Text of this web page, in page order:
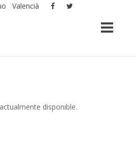
Valencià
disponible.